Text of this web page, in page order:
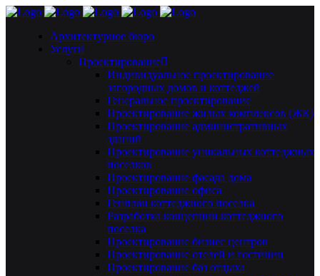
Архитектурное бюро
Услуги
Проектирование
Индивидуальное проектирование
загородных домов и коттеджей
Генеральное проектирование
Проектирование жилых комплексов (ЖК)
Проектирование административных
зданий
Проектирование уникальных коттеджных
поселков
Проектирование фасада дома
Проектирование офиса
Генплан коттеджного поселка
Разработка концепции коттеджного
поселка
Проектирование бизнес центров
Проектирование отелей и гостиниц
Проектирование баз отдыха